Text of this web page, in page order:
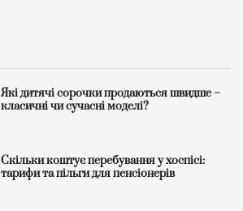
Які дитячі сорочки продаються швидше –
класичні чи сучасні моделі?
Скільки коштує перебування у хоспісі:
тарифи та пільги для пенсіонерів